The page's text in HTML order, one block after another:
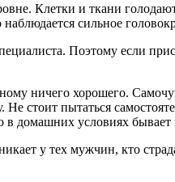
Клетки и ткани
сильное
Поэтому если
ничего хорошего.
стоит пытаться
в домашних условиях бывает
у тех мужчин, кто